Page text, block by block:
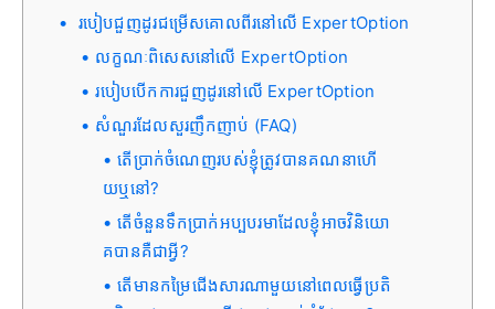
របៀបជួញដូរជម្រើសគោលពីរនៅលើ ExpertOption
លក្ខណៈពិសេសនៅលើ ExpertOption
របៀបបើកការជួញដូរនៅលើ ExpertOption
សំណួរដែលសួរញឹកញាប់ (FAQ)
តើប្រាក់ចំណេញរបស់ខ្ញុំត្រូវបានគណនាហើ
យឬនៅ?
តើចំនួនទឹកប្រាក់អប្បបរមាដែលខ្ញុំអាចវិនិយោ
គបានគឺជាអ្វី?
តើមានកម្រៃជើងសារណាមួយនៅពេលធ្វើប្រតិ